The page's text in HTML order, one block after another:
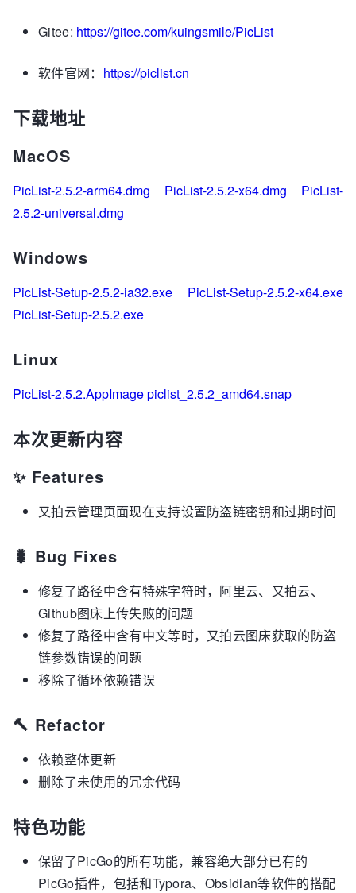
Gitee: https://gitee.com/kuingsmile/PicList
软件官网： https://piclist.cn
下载地址
MacOS
PicList-2.5.2-arm64.dmg PicList-2.5.2-x64.dmg
PicList-
2.5.2-universal.dmg
Windows
PicList-Setup-2.5.2-ia32.exe
PicList-Setup-2.5.2-x64.exe
PicList-Setup-2.5.2.exe
Linux
PicList-2.5.2.AppImagepiclist_2.5.2_amd64.snap
本次更新内容
✨ Features
又拍云管理页面现在支持设置防盗链密钥和过期时间
🐛 Bug Fixes
修复了路径中含有特殊字符时，阿里云、又拍云、
Github图床上传失败的问题
修复了路径中含有中文等时，又拍云图床获取的防盗
链参数错误的问题
移除了循环依赖错误
🔨 Refactor
依赖整体更新
删除了未使用的冗余代码
特色功能
保留了PicGo的所有功能，兼容绝大部分已有的
PicGo插件，包括和Typora、Obsidian等软件的搭配